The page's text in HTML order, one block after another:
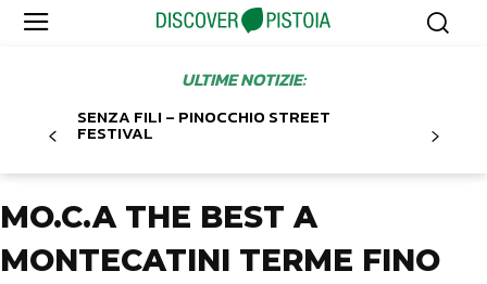
ULTIME NOTIZIE:
SENZA FILI – PINOCCHIO STREET
FESTIVAL
MO.C.A THE BEST A
MONTECATINI TERME FINO